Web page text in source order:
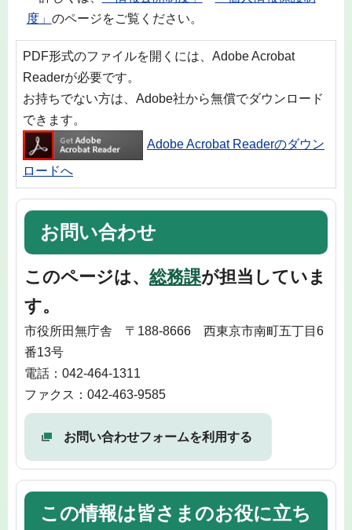
度」 のページをご覧ください。
PDF形式のファイルを開くには、Adobe Acrobat
Readerが必要です。
お持ちでない方は、Adobe社から無償でダウンロード
できます。
Adobe Acrobat Readerのダウン
ロードへ
お問い合わせ
このページは、 総務課が担当していま
す。
市役所田無庁舎 〒188-8666 西東京市南町五丁目6
番13号
電話：042-464-1311
ファクス：042-463-9585
お問い合わせフォームを利用する
この情報は皆さまのお役に立ち